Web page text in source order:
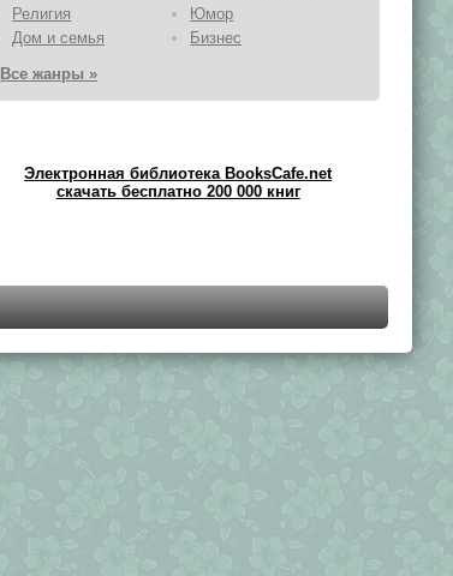
Религия
Юмор
Дом и семья
Бизнес
Все жанры »
Электронная библиотека BooksCafe.net
скачать бесплатно 200 000 книг